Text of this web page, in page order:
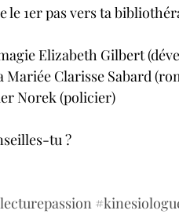
le 1er pas vers ta
Elizabeth Gilbert
Mariée Clarisse Sabard
Norek (policier)
tu ?